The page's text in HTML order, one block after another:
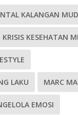
KALANGAN
KRISIS KESEHATAN
LAKU MARC
EMOSI